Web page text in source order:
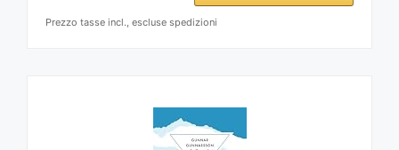
Prezzo tasse incl., escluse spedizioni